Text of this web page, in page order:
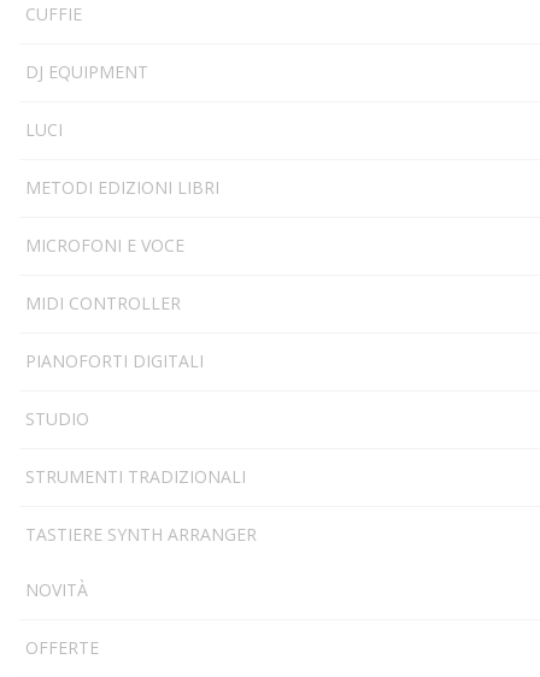
CUFFIE
DJ EQUIPMENT
LUCI
METODI EDIZIONI LIBRI
MICROFONI E VOCE
MIDI CONTROLLER
PIANOFORTI DIGITALI
STUDIO
STRUMENTI TRADIZIONALI
TASTIERE SYNTH ARRANGER
NOVITÀ
OFFERTE